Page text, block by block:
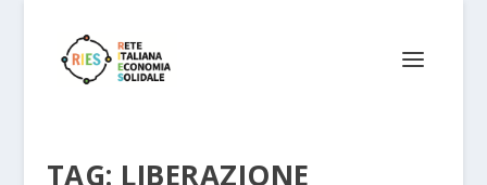
TAG: LIBERAZIONE